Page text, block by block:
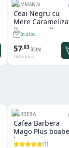
DAMMANN
Ceai Negru cu
Mere
Dammann
d'Amour 24
In stoc
57,93 RON
TVA inclus
BARBERA
Cafea Barbera
Mago Plus
kg
(1)